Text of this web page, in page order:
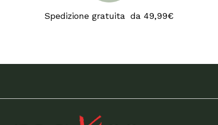
Spedizione gratuita da 49,99€